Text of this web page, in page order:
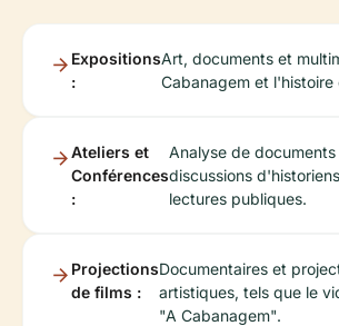
Expositions
:
Art, documents et
Cabanagem et l'histoire
Ateliers et
Conférences
:
Analyse de
discussions
lectures publiques.
Projections
de films :
Documentaires et
artistiques, tels que le
"A Cabanagem".